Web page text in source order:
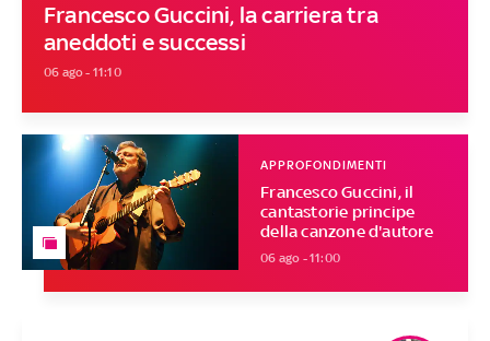
Francesco Guccini, la carriera tra
aneddoti e successi
06 ago - 11:10
Francesco Guccini, il
cantastorie principe
della canzone d'autore
APPROFONDIMENTI
06 ago - 11:00